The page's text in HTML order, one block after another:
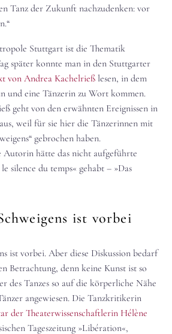
Tanz der Zukunft nachzudenken: vor
Stuttgart ist die Thematik
später konnte man in den Stuttgarter
von Andrea Kachelrieß lesen, in dem
und eine Tänzerin zu Wort kommen.
geht von den erwähnten Ereignissen in
weil für sie hier die Tänzerinnen mit
gebrochen haben.
Autorin hätte das nicht aufgeführte
silence du temps« gehabt – »Das
ist vorbei
ist vorbei. Aber diese Diskussion bedarf
Betrachtung, denn keine Kunst ist so
des Tanzes so auf die körperliche Nähe
angewiesen. Die Tanzkritikerin
der Theaterwissenschaftlerin Hélène
Tageszeitung »Libération«,